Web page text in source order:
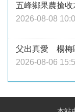
五峰鄉果農搶
2026-08-08
父出真愛 楊梅
2026-08-06